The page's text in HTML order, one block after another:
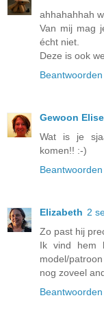
ahhahahhah
Van mij mag
écht niet.
Deze is ook
Beantwoorden
Gewoon Elise
Wat is je
komen!! :-)
Beantwoorden
Elizabeth 2
Zo past hij
Ik vind hem
model/
nog zoveel
Beantwoorden